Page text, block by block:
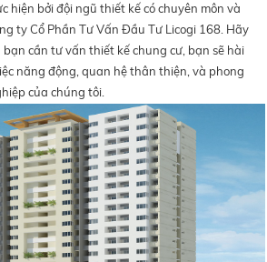
hiện bởi đội ngũ thiết kế có chuyên môn và
ty Cổ Phần Tư Vấn Đầu Tư Licogi 168. Hãy
bạn cần tư vấn thiết kế chung cư, bạn sẽ hài
năng động, quan hệ thân thiện, và phong
của chúng tôi.